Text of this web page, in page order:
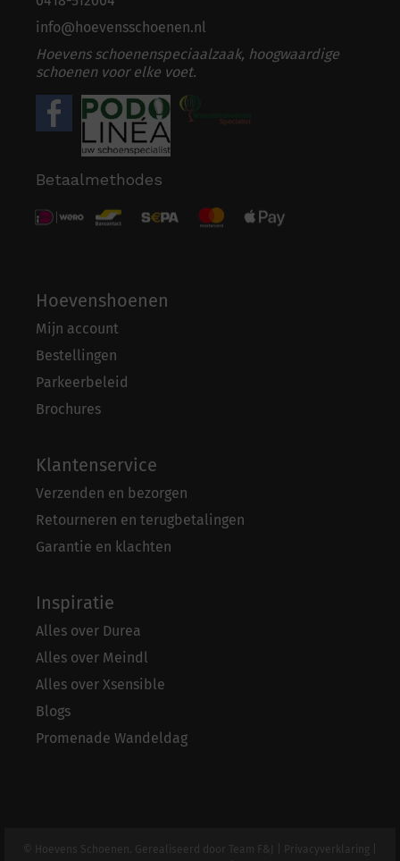
info@hoevensschoenen.nl
Hoevens schoenenspeciaalzaak, hoogwaardige
schoenen voor elke voet.
Betaalmethodes
Hoevenshoenen
Mijn account
Bestellingen
Parkeerbeleid
Brochures
Klantenservice
Verzenden en bezorgen
Retourneren en terugbetalingen
Garantie en klachten
Inspiratie
Alles over Durea
Alles over Meindl
Alles over Xsensible
Blogs
Promenade Wandeldag
© Hoevens Schoenen. Gerealiseerd door Team F&J Privacyverklaring